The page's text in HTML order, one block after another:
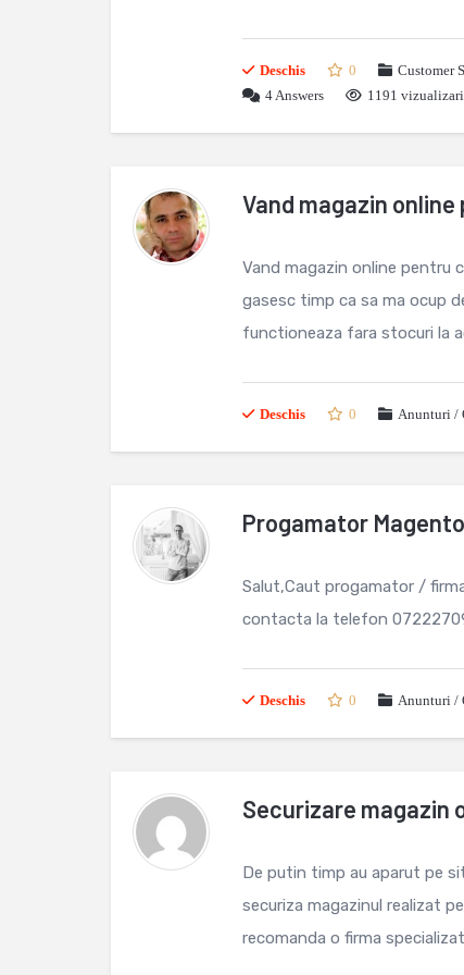
Deschis 0 Customer
4Answers 1191 vizualizari
Vand magazin
Vand magazin online pentru
gasesc timp ca sa ma ocup
functioneaza fara stocuri la
Deschis 0 Anunturi /
Progamator Magento
Salut,Caut progamator /
contacta la telefon
Deschis 0 Anunturi /
Securizare magazin
De putin timp au aparut pe
securiza magazinul realizat
recomanda o firma